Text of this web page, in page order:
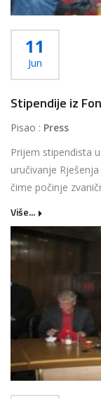
11
Jun
Stipendije iz
Pisao : Press
Prijem stipendista
uručivanje
čime počinje
Više...